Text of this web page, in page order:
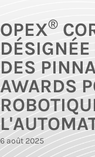
OPEX®
DES
AWARDS
6 août 2025